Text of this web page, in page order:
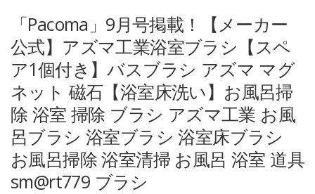
「Pacoma」9月号掲載！【メーカー
公式】アズマ工業浴室ブラシ【スペ
ア1個付き】バスブラシ アズマ マグ
ネット 磁石【浴室床洗い】お風呂掃
除 浴室 掃除 ブラシ アズマ工業 お風
呂ブラシ 浴室ブラシ 浴室床ブラシ
お風呂掃除 浴室清掃 お風呂 浴室 道具
sm@rt779 ブラシ